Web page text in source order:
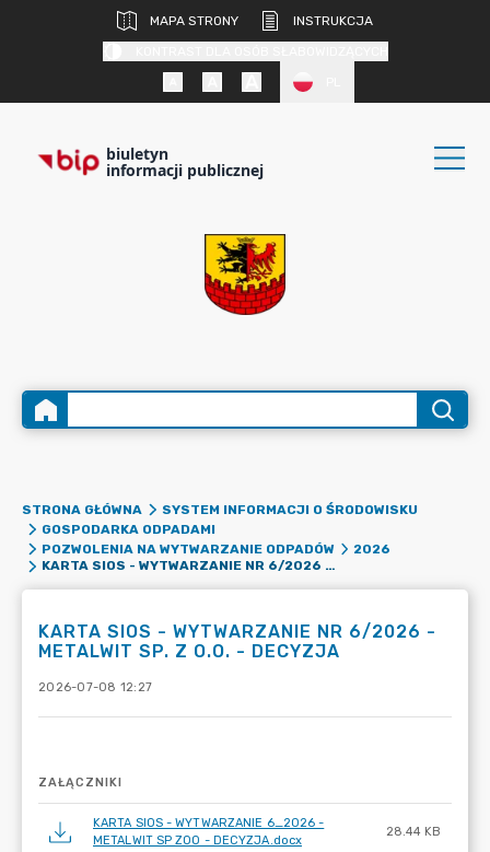
MAPA STRONY
INSTRUKCJA
biuletyn
informacji publicznej
STRONA GŁÓWNA
SYSTEM INFORMACJI O ŚRODOWISKU
GOSPODARKA ODPADAMI
POZWOLENIA NA WYTWARZANIE ODPADÓW
2026
KARTA SIOS - WYTWARZANIE NR 6/2026 - METALWIT SP. Z O.O. - DECYZJA
KARTA SIOS - WYTWARZANIE NR 6/2026 -
METALWIT SP. Z O.O. - DECYZJA
2026-07-08 12:27
ZAŁĄCZNIKI
KARTA SIOS - WYTWARZANIE 6_2026 -
METALWIT SP ZOO - DECYZJA.docx
28.44 KB